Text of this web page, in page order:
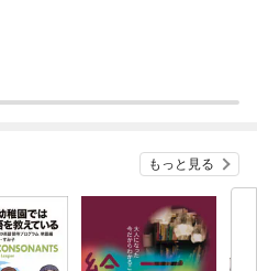
もっと見る